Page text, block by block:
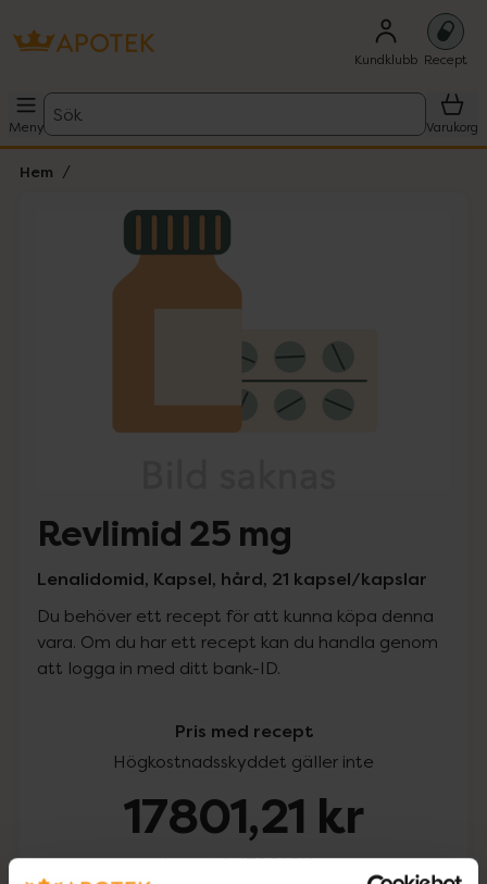
Kundklubb Recept
Meny
Sök
Varukorg
Hem
Lista: . Innehåller 1 objekt.
Revlimid 25 mg
Lenalidomid, Kapsel, hård, 21 kapsel/kapslar
Du behöver ett recept för att kunna köpa denna
vara. Om du har ett recept kan du handla genom
att logga in med ditt bank-ID.
Pris med recept
Högkostnadsskyddet gäller inte
17801,21 kr
I apotek:17801,21 kr